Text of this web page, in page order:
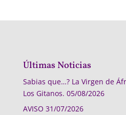
Últimas Noticias
Sabias que…? La Virgen de
Los Gitanos. 05/08/2026
AVISO 31/07/2026